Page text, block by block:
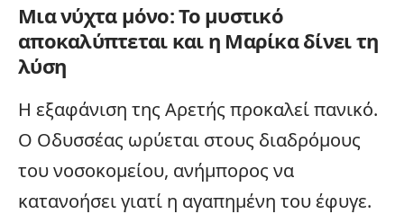
Μια νύχτα μόνο: Το μυστικό
αποκαλύπτεται και η Μαρίκα δίνει τη
λύση
Η εξαφάνιση της Αρετής προκαλεί πανικό.
Ο Οδυσσέας ωρύεται στους διαδρόμους
του νοσοκομείου, ανήμπορος να
κατανοήσει γιατί η αγαπημένη του έφυγε.